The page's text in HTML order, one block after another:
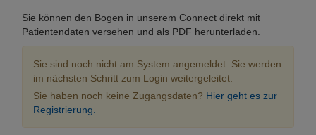
Sie können den Bogen in unserem Connect direkt mit
Patientendaten versehen und als PDF herunterladen.
Sie sind noch nicht am System angemeldet. Sie werden
im nächsten Schritt zum Login weitergeleitet.
Sie haben noch keine Zugangsdaten? Hier geht es zur
Registrierung.